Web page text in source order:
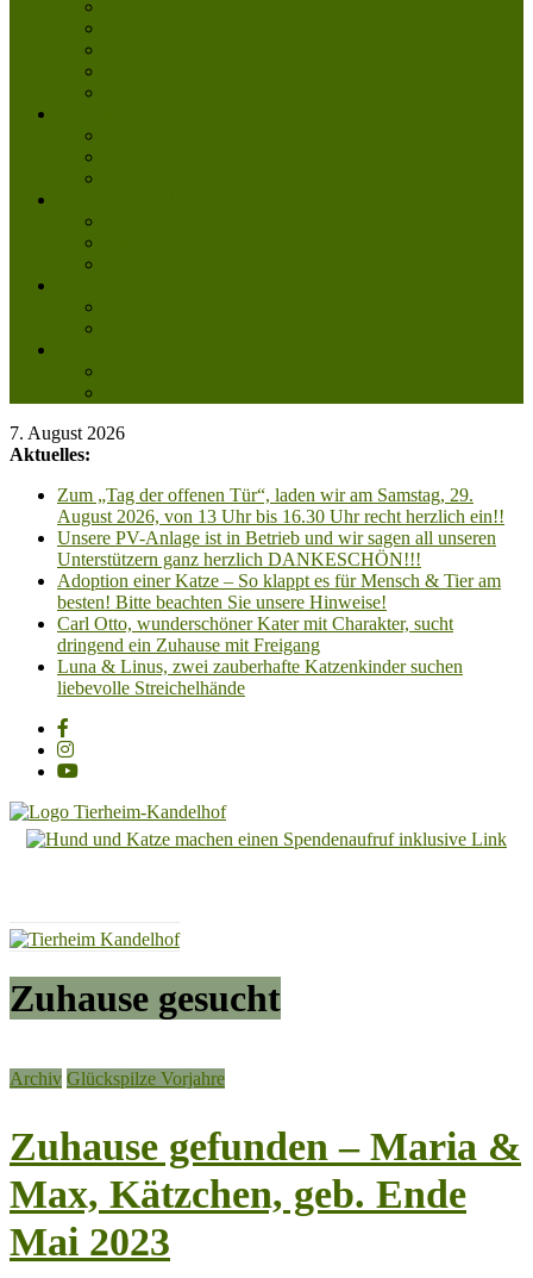
7. August 2026
Aktuelles:
Zum „Tag der offenen Tür“, laden wir am Samstag, 29.
August 2026, von 13 Uhr bis 16.30 Uhr recht herzlich ein!!
Unsere PV-Anlage ist in Betrieb und wir sagen all unseren
Unterstützern ganz herzlich DANKESCHÖN!!!
Adoption einer Katze – So klappt es für Mensch & Tier am
besten! Bitte beachten Sie unsere Hinweise!
Carl Otto, wunderschöner Kater mit Charakter, sucht
dringend ein Zuhause mit Freigang
Luna & Linus, zwei zauberhafte Katzenkinder suchen
liebevolle Streichelhände
Tierheim
Hoffnung
für
Tiere
Zuhause gesucht
Archiv Glückspilze Vorjahre
Zuhause gefunden – Maria &
Max, Kätzchen, geb. Ende
Mai 2023